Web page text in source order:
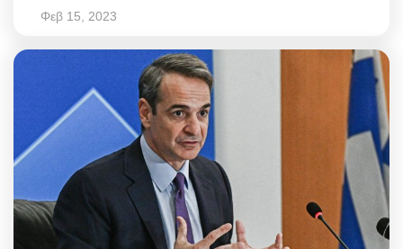
Φεβ 15, 2023